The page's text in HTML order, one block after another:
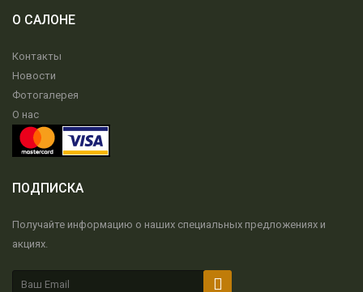
О САЛОНЕ
Контакты
Новости
Фотогалерея
О нас
ПОДПИСКА
Получайте информацию о наших специальных предложениях и
акциях.